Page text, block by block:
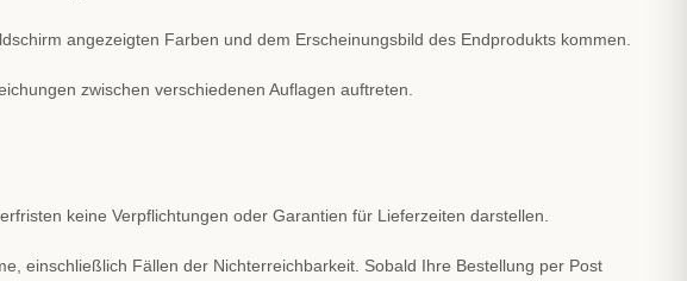
angezeigten Farben und dem Erscheinungsbild des Endprodukts kommen.
zwischen verschiedenen Auflagen auftreten.
keine Verpflichtungen oder Garantien für Lieferzeiten darstellen.
einschließlich Fällen der Nichterreichbarkeit. Sobald Ihre Bestellung per Post